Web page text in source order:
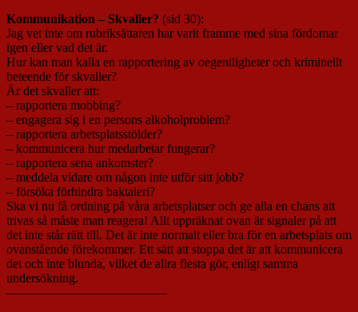
Kommunikation – Skvaller? (sid 30):
Jag vet inte om rubriksättaren har varit framme med sina fördomar
igen eller vad det är.
Hur kan man kalla en rapportering av oegentligheter och kriminellt
beteende för skvaller?
Är det skvaller att:
– rapportera mobbing?
– engagera sig i en persons alkoholproblem?
– rapportera arbetsplatsstölder?
– kommunicera hur medarbetar fungerar?
– rapportera sena ankomster?
– meddela vidare om någon inte utför sitt jobb?
– försöka förhindra baktaleri?
Ska vi nu få ordning på våra arbetsplatser och ge alla en chans att
trivas så måste man reagera! Allt uppräknat ovan är signaler på att
det inte står rätt till. Det är inte normalt eller bra för en arbetsplats om
ovanstående förekommer. Ett sätt att stoppa det är att kommunicera
det och inte blunda, vilket de allra flesta gör, enligt samma
undersökning.
————————————–